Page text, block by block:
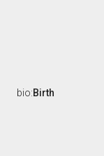
bio:Birth